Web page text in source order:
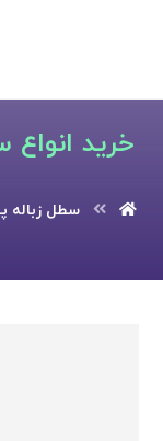
خرید
سطل زباله